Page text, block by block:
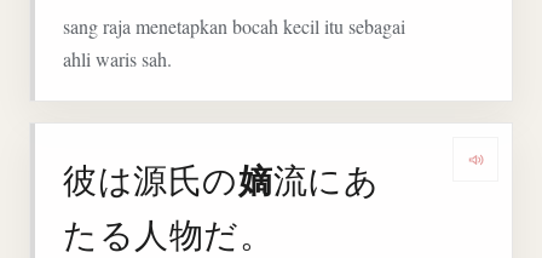
sang raja menetapkan bocah kecil itu sebagai
ahli waris sah.
彼は源氏の嫡流にあ
たる人物だ。